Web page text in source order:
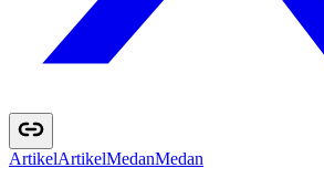
ArtikelArtikelMedanMedan